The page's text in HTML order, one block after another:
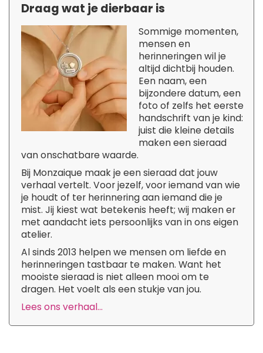
Draag wat je dierbaar is
Sommige momenten,
mensen en
herinneringen wil je
altijd dichtbij houden.
Een naam, een
bijzondere datum, een
foto of zelfs het eerste
handschrift van je kind:
juist die kleine details
maken een sieraad
van onschatbare waarde.
Bij Monzaique maak je een sieraad dat jouw
verhaal vertelt. Voor jezelf, voor iemand van wie
je houdt of ter herinnering aan iemand die je
mist. Jij kiest wat betekenis heeft; wij maken er
met aandacht iets persoonlijks van in ons eigen
atelier.
Al sinds 2013 helpen we mensen om liefde en
herinneringen tastbaar te maken. Want het
mooiste sieraad is niet alleen mooi om te
dragen. Het voelt als een stukje van jou.
Lees ons verhaal...